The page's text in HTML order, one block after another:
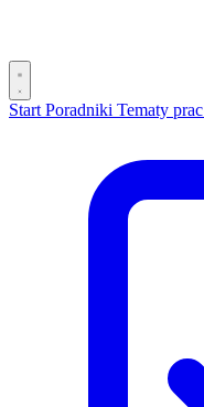
Start Poradniki Tematy prac